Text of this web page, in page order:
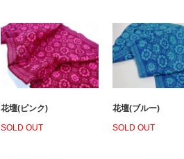
花壇(ピンク)
SOLD OUT
花壇(ブルー)
SOLD OUT